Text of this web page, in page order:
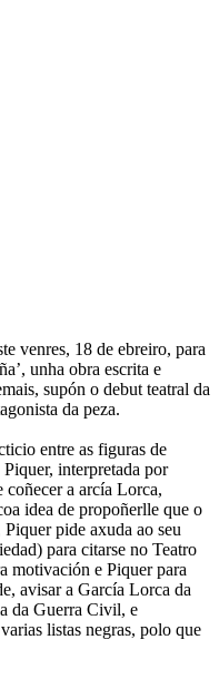
venres, 18 de ebreiro, para
unha obra escrita e
supón o debut teatral da
da peza.
entre as figuras de
interpretada por
coñecer a arcía Lorca,
idea de propoñerlle que o
pide axuda ao seu
para citarse no Teatro
motivación e Piquer para
avisar a García Lorca da
da Guerra Civil, e
listas negras, polo que